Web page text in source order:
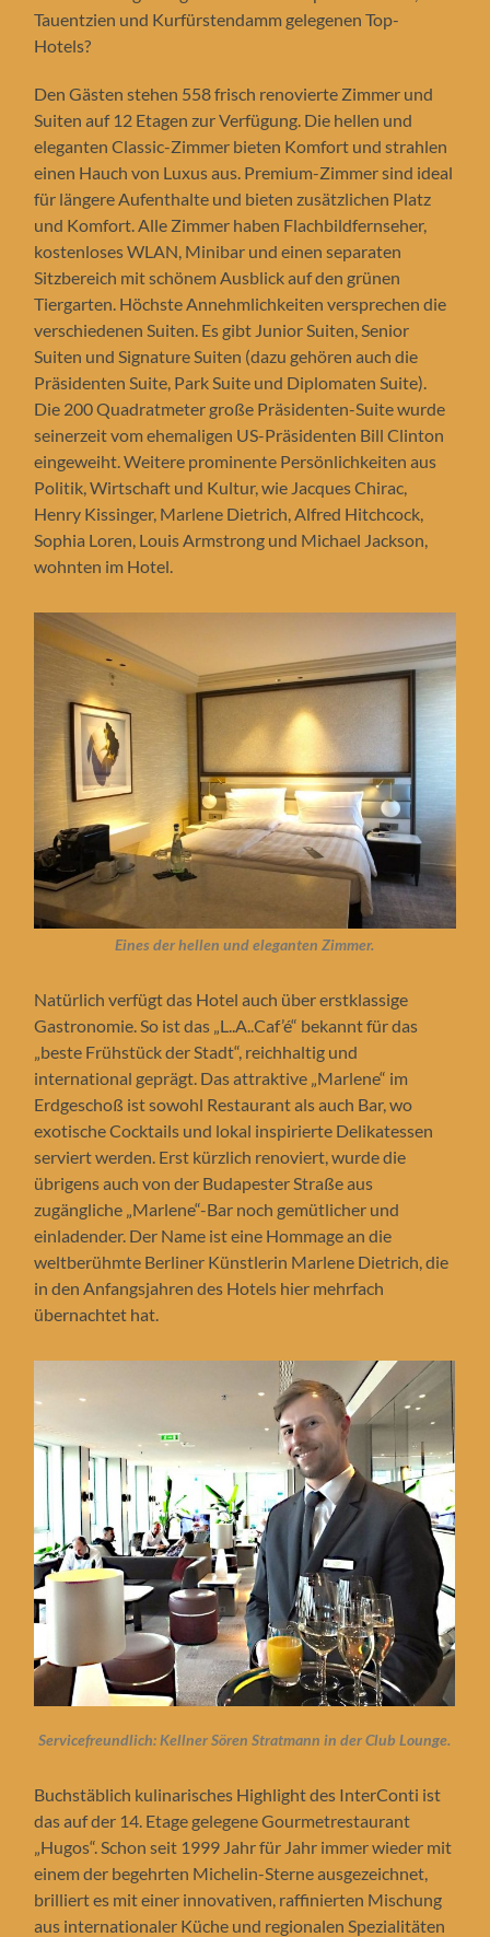
Tauentzien und Kurfürstendamm gelegenen Top-
Hotels?
Den Gästen stehen 558 frisch renovierte Zimmer und
Suiten auf 12 Etagen zur Verfügung. Die hellen und
eleganten Classic-Zimmer bieten Komfort und strahlen
einen Hauch von Luxus aus. Premium-Zimmer sind ideal
für längere Aufenthalte und bieten zusätzlichen Platz
und Komfort. Alle Zimmer haben Flachbildfernseher,
kostenloses WLAN, Minibar und einen separaten
Sitzbereich mit schönem Ausblick auf den grünen
Tiergarten. Höchste Annehmlichkeiten versprechen die
verschiedenen Suiten. Es gibt Junior Suiten, Senior
Suiten und Signature Suiten (dazu gehören auch die
Präsidenten Suite, Park Suite und Diplomaten Suite).
Die 200 Quadratmeter große Präsidenten-Suite wurde
seinerzeit vom ehemaligen US-Präsidenten Bill Clinton
eingeweiht. Weitere prominente Persönlichkeiten aus
Politik, Wirtschaft und Kultur, wie Jacques Chirac,
Henry Kissinger, Marlene Dietrich, Alfred Hitchcock,
Sophia Loren, Louis Armstrong und Michael Jackson,
wohnten im Hotel.
Eines der hellen und eleganten Zimmer.
Natürlich verfügt das Hotel auch über erstklassige
Gastronomie. So ist das „L..A..Caf’é“ bekannt für das
„beste Frühstück der Stadt“, reichhaltig und
international geprägt. Das attraktive „Marlene“ im
Erdgeschoß ist sowohl Restaurant als auch Bar, wo
exotische Cocktails und lokal inspirierte Delikatessen
serviert werden. Erst kürzlich renoviert, wurde die
übrigens auch von der Budapester Straße aus
zugängliche „Marlene“-Bar noch gemütlicher und
einladender. Der Name ist eine Hommage an die
weltberühmte Berliner Künstlerin Marlene Dietrich, die
in den Anfangsjahren des Hotels hier mehrfach
übernachtet hat.
Servicefreundlich: Kellner Sören Stratmann in der Club Lounge.
Buchstäblich kulinarisches Highlight des InterConti ist
das auf der 14. Etage gelegene Gourmetrestaurant
„Hugos“. Schon seit 1999 Jahr für Jahr immer wieder mit
einem der begehrten Michelin-Sterne ausgezeichnet,
brilliert es mit einer innovativen, raffinierten Mischung
aus internationaler Küche und regionalen Spezialitäten